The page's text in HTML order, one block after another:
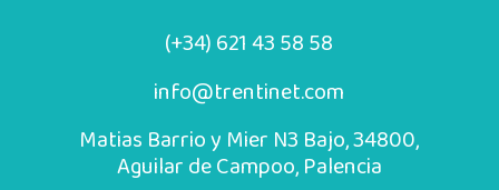
(+34) 621 43 58 58
info@trentinet.com
Matias Barrio y Mier N3 Bajo, 34800,
Aguilar de Campoo, Palencia